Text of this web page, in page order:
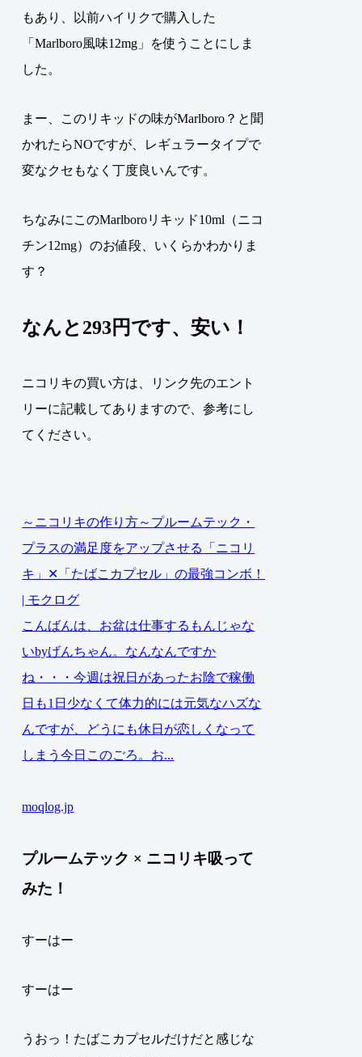
もあり、以前ハイリクで購入した
「Marlboro風味12mg」を使うことにしま
した 。
まー、このリキッドの味がMarlboro？と聞
かれたらNOですが、レギュラータイプで
変なクセもなく丁度良いんです。
ちなみにこのMarlboroリキッド10ml（ニコ
チン12mg）のお値段、いくらかわかりま
す？
なんと293円です、安い！
ニコリキの買い方は、リンク先のエント
リーに記載してありますので、参考にし
てください。
～ニコリキの作り方～プルームテック・
プラスの満足度をアップさせる「ニコリ
キ」✕「たばこカプセル」の最強コンボ！
| モクログ
こんばんは、お盆は仕事するもんじゃな
いbyげんちゃん。なんなんですか
ね・・・今週は祝日があったお陰で稼働
日も1日少なくて体力的には元気なハズな
んですが、どうにも休日が恋しくなって
しまう今日このごろ。お...
moqlog.jp
プルームテック × ニコリキ吸って
みた！
すーはー
すーはー
うおっ！たばこカプセルだけだと感じな